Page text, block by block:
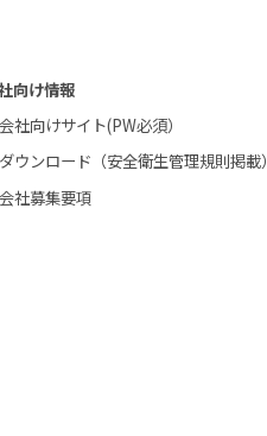
向け情報
社向けサイト(PW必須）
ウンロード（安全衛生管理規則掲載）
社募集要項